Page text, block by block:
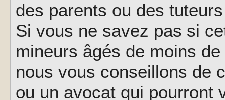
des parents ou des
Si vous ne savez pas si
mineurs âgés de moins
nous vous conseillons de
ou un avocat qui pourront